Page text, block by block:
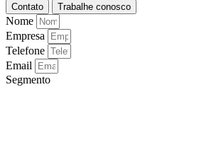
Contato Trabalhe conosco
Nome
Empresa
Telefone
Email
Segmento